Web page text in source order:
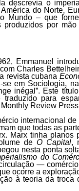
descrevia o
do Norte,
Mundo – que
produzidos por
Emmanuel
Charles
revista cubana
em Sociologia,
inégal”. Este
para
Review
internacional
que todas as
Marx tinha planos
de O Capital,
nesta ponta
do
—
ocorre a
à teoria da troca